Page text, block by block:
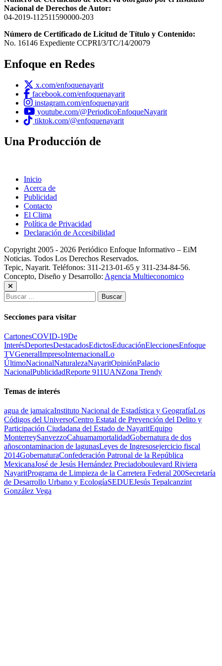
Nacional de Derechos de Autor:
04-2019-112511590000-203
Número de Certificado de Licitud de Título y Contenido:
No. 16146 Expediente CCPRI/3/TC/14/20079
Enfoque en Redes
x.com/enfoquenayarit
facebook.com/enfoquenayarit
instagram.com/enfoquenayarit
youtube.com/@PeriodicoEnfoqueNayarit
tiktok.com/@enfoquenayarit
Una Producción de
Inicio
Acerca de
Publicidad
Contacto
El Clima
Política de Privacidad
Declaración de Accesibilidad
Copyright 2005 - 2026 Periódico Enfoque Informativo – EiM
Noticias. Todos Los Derechos Reservados.
Tepic, Nayarit. Teléfonos: 311-213-01-65 y 311-234-84-56.
Concepto, Diseño y Desarrollo: Agencia Multieconomico
Buscar:
Secciones para visitar
CartonesCOVID-19De
InterésDeportesDestacadosEdictosEducaciónEleccionesEnfoque
TVGeneralImpresoInternacionalLo
ÚltimoNacionalNaturalezaNayaritOpiniónPalacio
NacionalPublicidadReporte 911UANZona Trendy
Temas de interés
agua de jamaicaInstituto Nacional de Estadística y GeografíaLos
Códigos del UniversoCentro Estatal de Prevención del Delito y
Participación Ciudadana del Estado de NayaritEquipo
MonterreySanvezzoCahuamamortalidadGobernatura de dos
añoscontaminacion de lagunasLeyes de Ingresosejercicio fiscal
2014GobernaturaConfederación Patronal de la República
MexicanaJosé de Jesús Hernández Preciadoboulevard Riviera
NayaritPrograma de Limpieza de la Carretera Federal 200Secretaría
de Desarrollo Urbano y EcologíaSEDUEJesús Tepalcanzint
González Vega